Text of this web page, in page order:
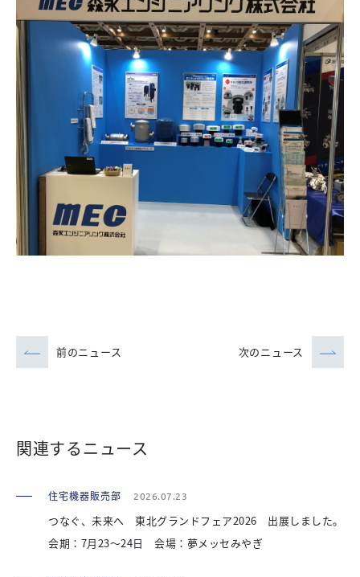
前のニュース 次のニュース
関連するニュース
住宅機器販売部 2026.07.23
つなぐ、未来へ 東北グランドフェア2026 出展しました。
会期：7月23～24日 会場：夢メッセみやぎ